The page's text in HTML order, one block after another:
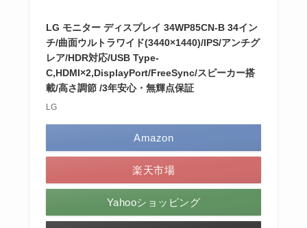
LG モニター ディスプレイ 34WP85CN-B 34イン
チ/曲面ウルトラワイド(3440×1440)/IPS/アンチグ
レア/HDR対応/USB Type-
C,HDMI×2,DisplayPort/FreeSync/スピーカー搭
載/高さ調節 /3年安心・無輝点保証
LG
Amazon
楽天市場
Yahooショッピング